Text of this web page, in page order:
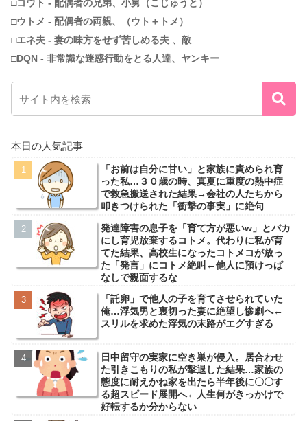
□コウト - 配偶者の兄弟、小舅（こじゅうと）
□ウトメ - 配偶者の両親、（ウト＋トメ）
□エネ夫 - 妻の味方をせず苦しめる夫 、敵
□DQN - 非常識な迷惑行動をとる人達、ヤンキー
本日の人気記事
「お前は自分に甘い」と家族に責められ育
った私…３０歳の時、真夏に重度の熱中症
で救急搬送された結果→会社の人たちから
叩きつけられた「衝撃の事実」に絶句
発達障害の息子を「育て方が悪いw」とバカ
にし育児放棄するコトメ。代わりに私が育
てた結果、高校生になったコトメコが放っ
た「発言」にコトメ絶叫←他人に預けっぱ
なしで親面するな
「託卵」で他人の子を育てさせられていた
俺…浮気男と裏切った妻に絶望し惨劇へ←
スリルを求めた浮気の末路がエグすぎる
日中留守の実家に空き巣が侵入。居合わせ
た引きこもりの私が撃退した結果…家族の
態度に耐えかね家を出たら半年後に〇〇す
る超スピード展開へ←人生何がきっかけで
好転するか分からない